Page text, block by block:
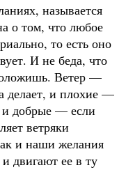
называется
о том, что любое
то есть оно
И не беда, что
Ветер —
делает, и плохие —
и добрые — если
ветряки
и наши желания
двигают ее в ту